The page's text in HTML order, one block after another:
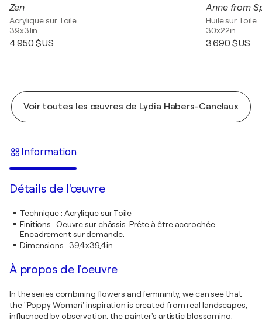
Zen
Acrylique sur Toile
39x31in
4 950 $US
Anne from
Huile sur Toile
30x22in
3 690 $US
Voir toutes les œuvres de Lydia Habers-Canclaux
Information
Détails de l'œuvre
Technique: Acrylique sur Toile
Finitions : Oeuvre sur châssis. Prête à être accrochée.
Encadrement sur demande.
Dimensions : 39,4x39,4in
À propos de l'oeuvre
In the series combining flowers and femininity, we can see that
the "Poppy Woman" inspiration is created from real landscapes,
influenced by observation, the painter's artistic blossoming.